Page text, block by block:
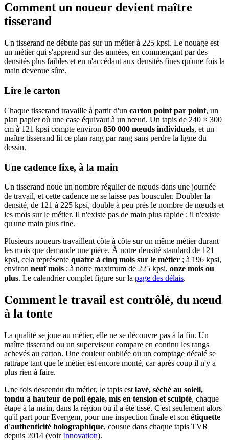
Comment un noueur devient maître
tisserand
Un tisserand ne débute pas sur un métier à 225 kpsi. Le nouage est
un métier qui s'apprend sur des années, en commençant par des
densités plus faibles et en n'accédant aux densités fines qu'une fois la
main devenue sûre.
Lire le carton
Chaque tisserand travaille à partir d'un carton point par point, un
plan papier où une case équivaut à un nœud. Un tapis de 240 × 300
cm à 121 kpsi compte environ 850 000 nœuds individuels, et un
maître tisserand lit ce plan rang par rang sans perdre la ligne du
dessin.
Une cadence fixe, à la main
Un tisserand noue un nombre régulier de nœuds dans une journée
de travail, et cette cadence ne se laisse pas bousculer. Doubler la
densité, de 121 à 225 kpsi, double à peu près le nombre de nœuds et
les mois sur le métier. Il n'existe pas de main plus rapide ; il n'existe
qu'une main plus fine.
Plusieurs noueurs travaillent côte à côte sur un même métier durant
les mois que demande une pièce. À notre densité standard de 121
kpsi, cela représente quatre à cinq mois sur le métier ; à 196 kpsi,
environ neuf mois ; à notre maximum de 225 kpsi, onze mois ou
plus. Le calendrier complet figure sur la page des délais.
Comment le travail est contrôlé, du nœud
à la tonte
La qualité se joue au métier, elle ne se découvre pas à la fin. Un
maître tisserand ou un superviseur compare en continu les rangs
achevés au carton. Une couleur oubliée ou un comptage décalé se
rattrape tant que le métier est encore monté, car après coup il n'y a
plus rien à faire.
Une fois descendu du métier, le tapis est lavé, séché au soleil,
tondu à hauteur de poil égale, mis en tension et sculpté, chaque
étape à la main, dans la région où il a été tissé. C'est seulement alors
qu'il part pour Evergem, pour une inspection finale et son étiquette
d'authenticité holographique, cousue dans chaque tapis TVR
depuis 2014 (voirInnovation).